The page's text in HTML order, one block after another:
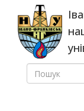
основного
вмісту
ПОШУК